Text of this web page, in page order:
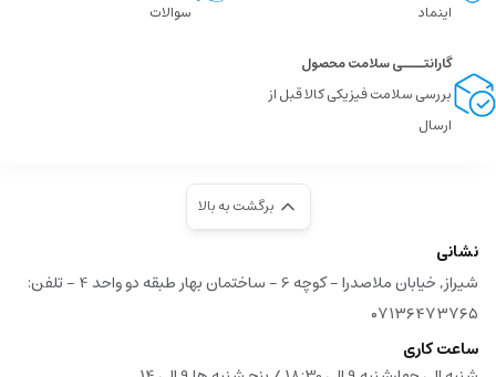
اینماد
سوالات
گارانتــــی سلامت محصول
بررسی سلامت فیزیکی کالا قبل از
ارسال
برگشت به بالا
نشانی
شیراز, خیابان ملاصدرا - کوچه 6 - ساختمان بهار طبقه دو واحد 4 - تلفن:
۰۷۱۳۶۴۷۳۷۶۵
ساعت کاری